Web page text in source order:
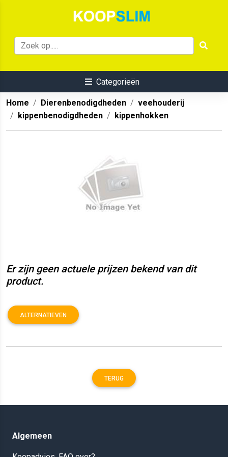
Categorieën
Home Dierenbenodigdheden
veehouderij
kippenbenodigdheden
kippenhokken
Er zijn geen actuele prijzen bekend van dit
product.
ALTERNATIEVEN
TERUG
Algemeen